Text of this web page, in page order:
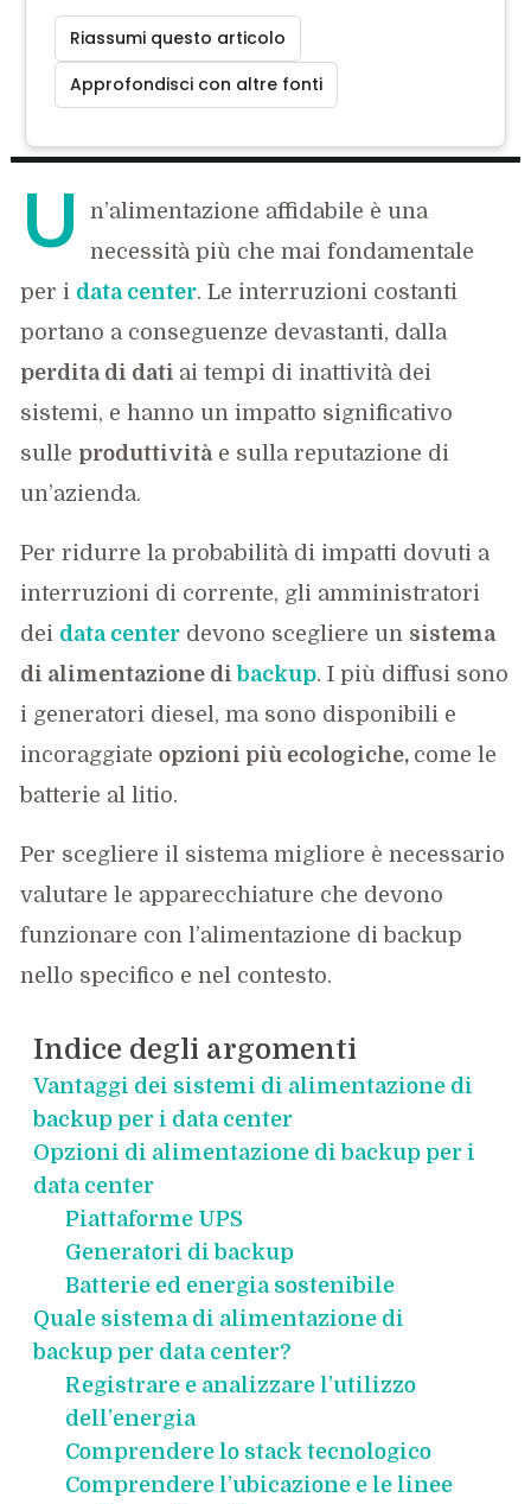
Riassumi questo articolo
Approfondisci con altre fonti
U
n’alimentazione affidabile è una
necessità più che mai fondamentale
per i data center. Le interruzioni costanti
portano a conseguenze devastanti, dalla
perdita di dati ai tempi di inattività dei
sistemi, e hanno un impatto significativo
sulle produttività e sulla reputazione di
un’azienda.
Per ridurre la probabilità di impatti dovuti a
interruzioni di corrente, gli amministratori
dei data center devono scegliere un sistema
di alimentazione dibackup. I più diffusi sono
i generatori diesel, ma sono disponibili e
incoraggiateopzioni più ecologiche, come le
batterie al litio.
Per scegliere il sistema migliore è necessario
valutare le apparecchiature che devono
funzionare con l’alimentazione di backup
nello specifico e nel contesto.
Indice degli argomenti
Vantaggi dei sistemi di alimentazione di
backup per i data center
Opzioni di alimentazione di backup per i
data center
Piattaforme UPS
Generatori di backup
Batterie ed energia sostenibile
Quale sistema di alimentazione di
backup per data center?
Registrare e analizzare l’utilizzo
dell’energia
Comprendere lo stack tecnologico
Comprendere l’ubicazione e le linee